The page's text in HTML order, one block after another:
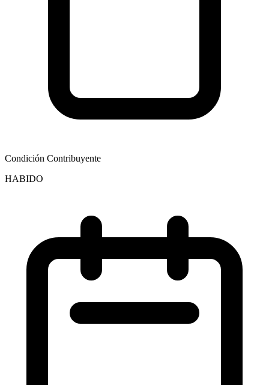
Condición Contribuyente
HABIDO